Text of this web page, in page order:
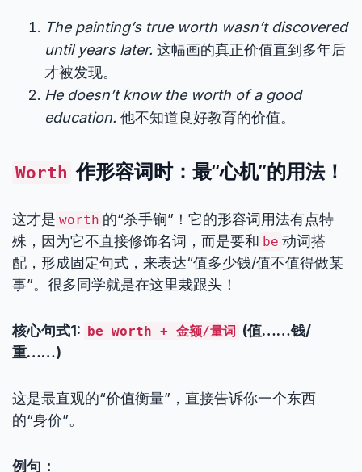
The painting’s true worth wasn’t discovered
until years later. 这幅画的真正价值直到多年后
才被发现。
He doesn’t know the worth of a good
education. 他不知道良好教育的价值。
Worth 作形容词时：最“心机”的用法！
这才是 worth 的“杀手锏”！它的形容词用法有点特
殊，因为它不直接修饰名词，而是要和 be 动词搭
配，形成固定句式，来表达“值多少钱/值不值得做某
事”。很多同学就是在这里栽跟头！
核心句式1: be worth + 金额/量词 (值……钱/
重……)
这是最直观的“价值衡量”，直接告诉你一个东西
的“身价”。
例句：